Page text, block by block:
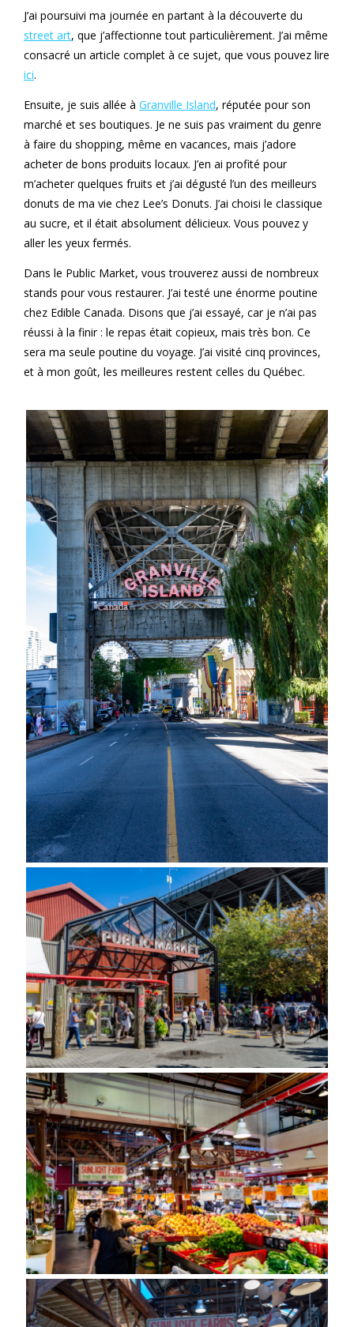
J’ai poursuivi ma journée en partant à la découverte du
street art, que j’affectionne tout particulièrement. J’ai même
consacré un article complet à ce sujet, que vous pouvez lire
ici.
Ensuite, je suis allée à Granville Island, réputée pour son
marché et ses boutiques. Je ne suis pas vraiment du genre
à faire du shopping, même en vacances, mais j’adore
acheter de bons produits locaux. J’en ai profité pour
m’acheter quelques fruits et j’ai dégusté l’un des meilleurs
donuts de ma vie chez Lee’s Donuts. J’ai choisi le classique
au sucre, et il était absolument délicieux. Vous pouvez y
aller les yeux fermés.
Dans le Public Market, vous trouverez aussi de nombreux
stands pour vous restaurer. J’ai testé une énorme poutine
chez Edible Canada. Disons que j’ai essayé, car je n’ai pas
réussi à la finir : le repas était copieux, mais très bon. Ce
sera ma seule poutine du voyage. J’ai visité cinq provinces,
et à mon goût, les meilleures restent celles du Québec.